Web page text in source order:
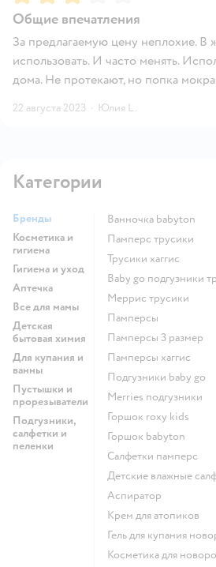
Общие впечатления
За предлагаемую цену неплохие. В
использовать. И часто менять.
дома. Не протекают, но попка
22 августа 2023 · Юлия L.
Категории
Бренды
Косметика и
гигиена
Гигиена и уход
Аптечка
Все для мамы
Детская
бытовая химия
Для купания и
ванны
Пустышки и
прорезыватели
Подгузники,
салфетки и
пеленки
ванночка babyton
памперс трусики
трусики хаггис
baby go подгузники
меррис трусики
памперсы
памперсы 3 размер
памперсы хаггис
подгузники baby go
merries подгузники
горшок roxy kids
горшок babyton
салфетки памперс
детские влажные
аспиратор
крем для атопиков
гель для купания
косметика для